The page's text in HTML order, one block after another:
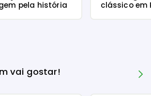
pela história
clássico em
vai gostar!